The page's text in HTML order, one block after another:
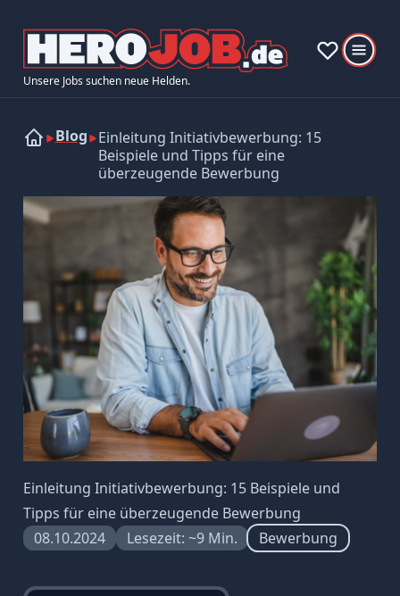
Unsere Jobs suchen neue Helden.
Blog
Einleitung Initiativbewerbung: 15
Beispiele und Tipps für eine
überzeugende Bewerbung
Einleitung Initiativbewerbung: 15 Beispiele und
Tipps für eine überzeugende Bewerbung
08.10.2024
Lesezeit: ~9 Min. Bewerbung